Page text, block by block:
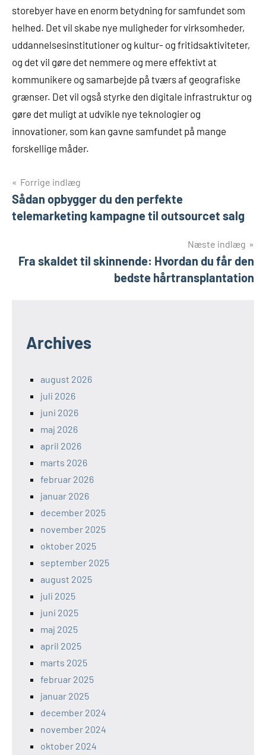
storebyer have en enorm betydning for samfundet som
helhed. Det vil skabe nye muligheder for virksomheder,
uddannelsesinstitutioner og kultur- og fritidsaktiviteter,
og det vil gøre det nemmere og mere effektivt at
kommunikere og samarbejde på tværs af geografiske
grænser. Det vil også styrke den digitale infrastruktur og
gøre det muligt at udvikle nye teknologier og
innovationer, som kan gavne samfundet på mange
forskellige måder.
Indlægsnavigation
Forrige indlæg
Sådan opbygger du den perfekte
telemarketing kampagne til outsourcet salg
Næste indlæg
Fra skaldet til skinnende: Hvordan du får den
bedste hårtransplantation
Archives
august 2026
juli 2026
juni 2026
maj 2026
april 2026
marts 2026
februar 2026
januar 2026
december 2025
november 2025
oktober 2025
september 2025
august 2025
juli 2025
juni 2025
maj 2025
april 2025
marts 2025
februar 2025
januar 2025
december 2024
november 2024
oktober 2024